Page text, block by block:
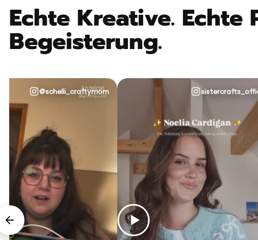
Echte Kreative. Echte
Begeisterung.
@schelli_craftymom